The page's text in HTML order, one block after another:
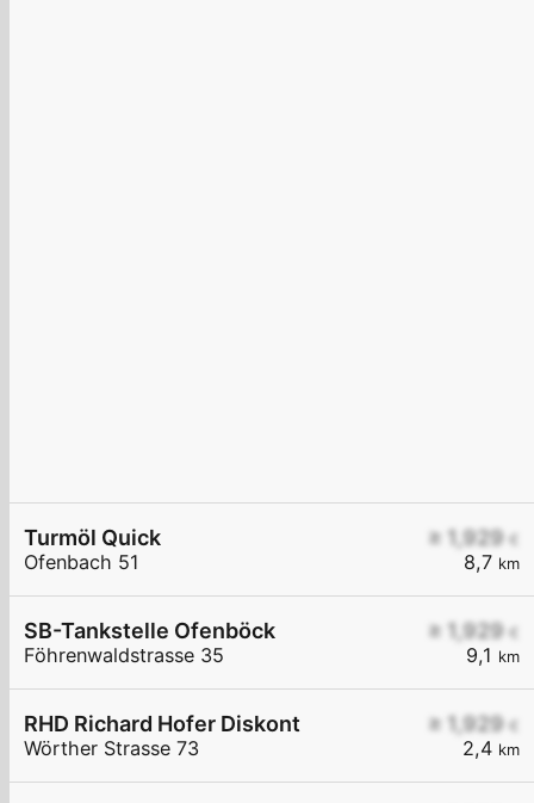
≥ 1,929 €
8,7 km
Turmöl Quick
Ofenbach 51
≥ 1,929 €
9,1 km
SB-Tankstelle Ofenböck
Föhrenwaldstrasse 35
≥ 1,929 €
2,4 km
RHD Richard Hofer Diskont
Wörther Strasse 73